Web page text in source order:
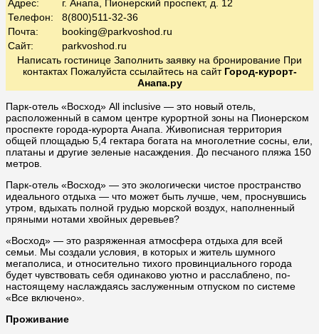
Адрес:
г. Анапа, Пионерский проспект, д. 12
Телефон:
8(800)511-32-36
Почта:
booking@parkvoshod.ru
Сайт:
parkvoshod.ru
Написать гостинице Заполнить заявку на бронирование При
контактах Пожалуйста ссылайтесь на сайт Город-курорт-
Анапа.ру
Парк-отель «Восход» All inclusive — это новый отель,
расположенный в самом центре курортной зоны на Пионерском
проспекте города-курорта Анапа. Живописная территория
общей площадью 5,4 гектара богата на многолетние сосны, ели,
платаны и другие зеленые насаждения. До песчаного пляжа 150
метров.
Парк-отель «Восход» — это экологически чистое пространство
идеального отдыха — что может быть лучше, чем, проснувшись
утром, вдыхать полной грудью морской воздух, наполненный
пряными нотами хвойных деревьев?
«Восход» — это разряженная атмосфера отдыха для всей
семьи. Мы создали условия, в которых и житель шумного
мегаполиса, и относительно тихого провинциального города
будет чувствовать себя одинаково уютно и расслаблено, по-
настоящему наслаждаясь заслуженным отпуском по системе
«Все включено».
Проживание